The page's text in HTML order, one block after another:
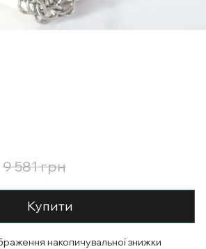
9 581 грн
Купити
накопичувальної знижки